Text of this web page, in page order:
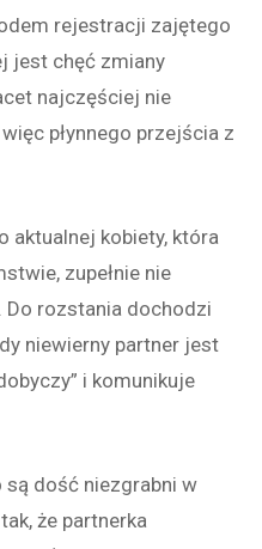
rejestracji zajętego
jest chęć zmiany
najczęściej nie
płynnego przejścia z
aktualnej kobiety, która
zupełnie nie
Do rozstania dochodzi
niewierny partner jest
i komunikuje
są dość niezgrabni w
że partnerka